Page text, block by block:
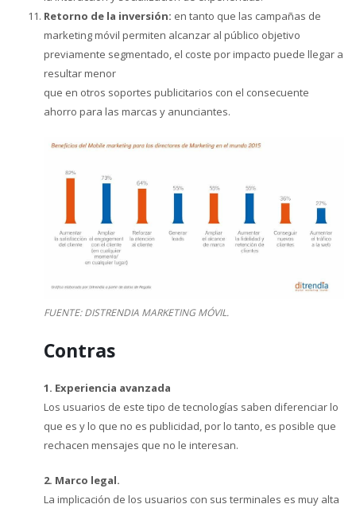
Retorno de la inversión: en tanto que las campañas de
marketing móvil permiten alcanzar al público objetivo
previamente segmentado, el coste por impacto puede llegar a
resultar menor
que en otros soportes publicitarios con el consecuente
ahorro para las marcas y anunciantes.
FUENTE: DISTRENDIA MARKETING MÓVIL.
Contras
1. Experiencia avanzada
Los usuarios de este tipo de tecnologías saben diferenciar lo
que es y lo que no es publicidad, por lo tanto, es posible que
rechacen mensajes que no le interesan.
2. Marco legal.
La implicación de los usuarios con sus terminales es muy alta